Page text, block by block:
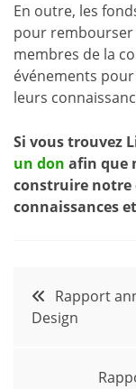
En outre, les
pour rembourser
membres de la
événements
leurs
Si vous trouvez
un don afin que
construire notre
connaissances
Navigation
de
Rapport
Design